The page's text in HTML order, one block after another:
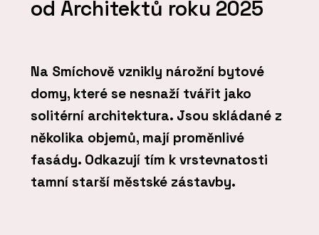
od Architektů roku 2025
Na Smíchově vznikly nárožní bytové
domy, které se nesnaží tvářit jako
solitérní architektura. Jsou skládané z
několika objemů, mají proměnlivé
fasády. Odkazují tím k vrstevnatosti
tamní starší městské zástavby.